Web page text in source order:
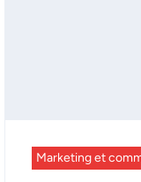
Marketing et